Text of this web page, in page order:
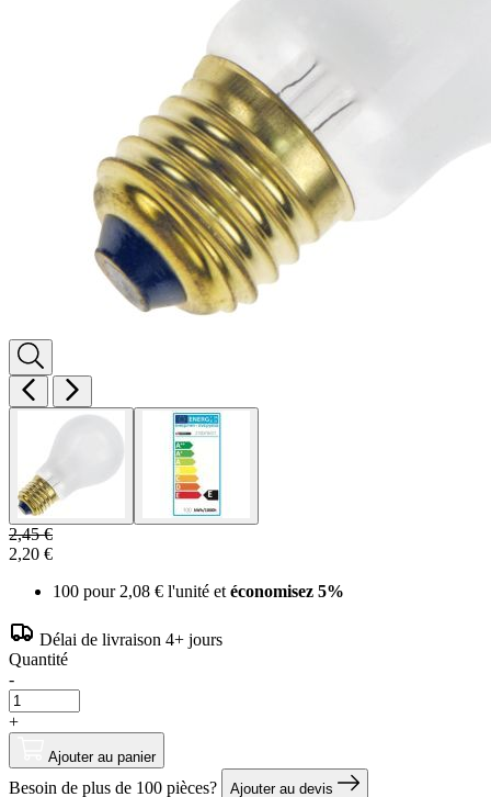
2,45 €
2,20 €
100 pour 2,08 € l'unité et économisez 5%
Délai de livraison 4+ jours
Quantité
-
+
Ajouter au panier
Besoin de plus de 100 pièces? Ajouter au devis